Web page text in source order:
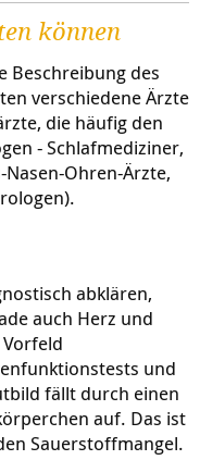
können
Beschreibung des
verschiedene Ärzte
die häufig den
- Schlafmediziner,
Ohren-Ärzte,
abklären,
auch Herz und
und
fällt durch einen
auf. Das ist
Sauerstoffmangel.